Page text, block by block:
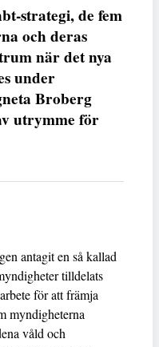
strategi, de fem
och deras
när det nya
under
Broberg
utrymme för
antagit en så kallad
tilldelats
för att främja
myndigheterna
våld och